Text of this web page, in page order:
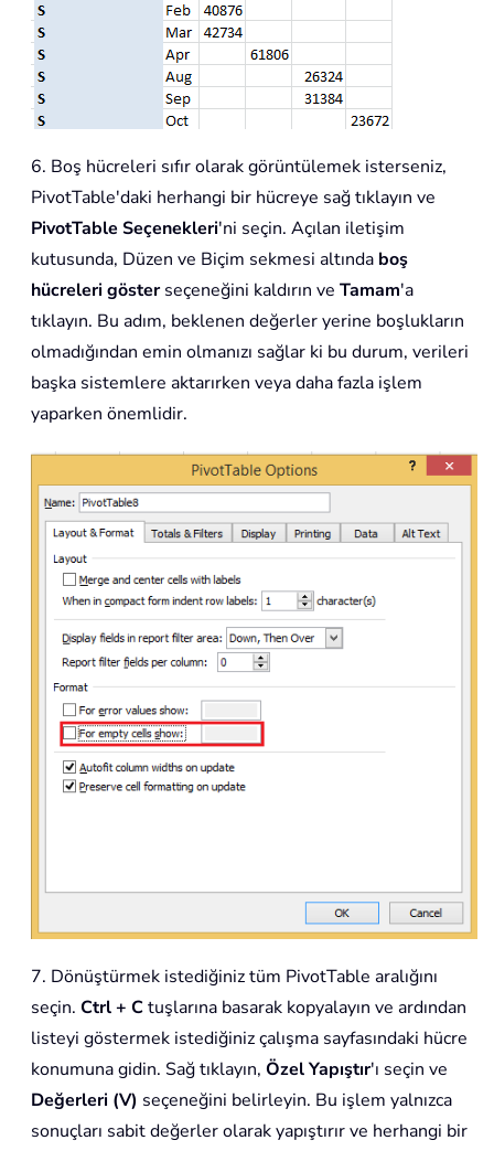
6. Boş hücreleri sıfır olarak görüntülemek isterseniz,
PivotTable'daki herhangi bir hücreye sağ tıklayın ve
PivotTable Seçenekleri'ni seçin. Açılan iletişim
kutusunda, Düzen ve Biçim sekmesi altında boş
hücreleri gösterseçeneğini kaldırın ve Tamam'a
tıklayın. Bu adım, beklenen değerler yerine boşlukların
olmadığından emin olmanızı sağlar ki bu durum, verileri
başka sistemlere aktarırken veya daha fazla işlem
yaparken önemlidir.
7. Dönüştürmek istediğiniz tüm PivotTable aralığını
seçin. Ctrl + Ctuşlarına basarak kopyalayın ve ardından
listeyi göstermek istediğiniz çalışma sayfasındaki hücre
konumuna gidin. Sağ tıklayın, Özel Yapıştır'ı seçin ve
Değerleri (V) seçeneğini belirleyin. Bu işlem yalnızca
sonuçları sabit değerler olarak yapıştırır ve herhangi bir